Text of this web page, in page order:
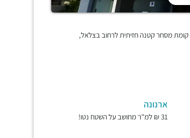
קומת מסחר קטנה חזיתית לרחוב בצלאל,
ארנונה
31 ₪ למ"ר מחושב על השטח נטו!